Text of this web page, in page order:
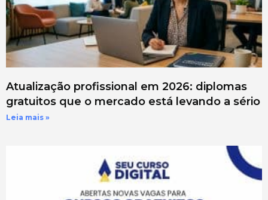
Atualização profissional em 2026: diplomas
gratuitos que o mercado está levando a sério
Leia mais »